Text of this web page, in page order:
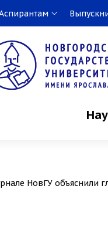
НовГУ объяснили